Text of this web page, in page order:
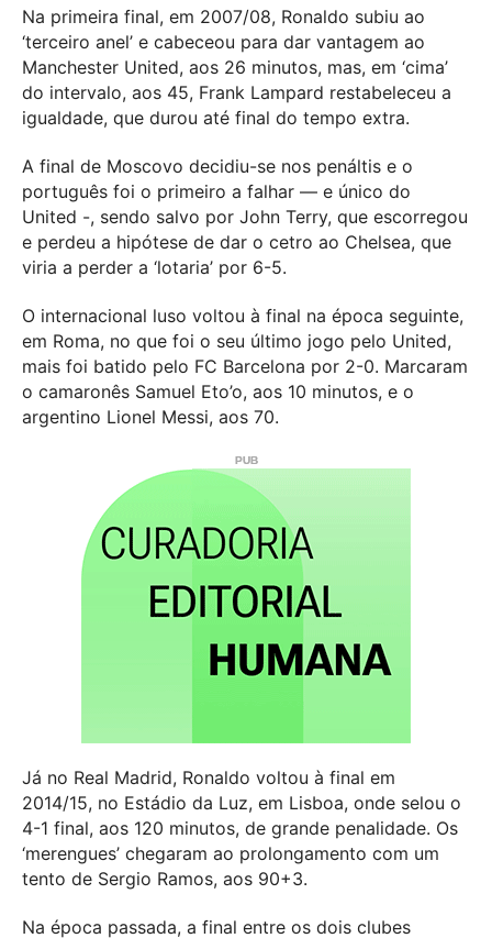
Na primeira final, em 2007/08, Ronaldo subiu ao
‘terceiro anel’ e cabeceou para dar vantagem ao
Manchester United, aos 26 minutos, mas, em ‘cima’
do intervalo, aos 45, Frank Lampard restabeleceu a
igualdade, que durou até final do tempo extra.
A final de Moscovo decidiu-se nos penáltis e o
português foi o primeiro a falhar — e único do
United -, sendo salvo por John Terry, que escorregou
e perdeu a hipótese de dar o cetro ao Chelsea, que
viria a perder a ‘lotaria’ por 6-5.
O internacional luso voltou à final na época seguinte,
em Roma, no que foi o seu último jogo pelo United,
mais foi batido pelo FC Barcelona por 2-0. Marcaram
o camaronês Samuel Eto’o, aos 10 minutos, e o
argentino Lionel Messi, aos 70.
Já no Real Madrid, Ronaldo voltou à final em
2014/15, no Estádio da Luz, em Lisboa, onde selou o
4-1 final, aos 120 minutos, de grande penalidade. Os
‘merengues’ chegaram ao prolongamento com um
tento de Sergio Ramos, aos 90+3.
Na época passada, a final entre os dois clubes